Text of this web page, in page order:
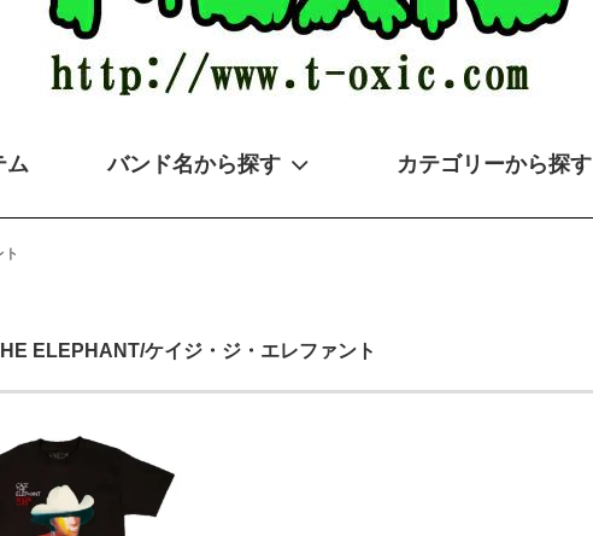
ム バンド名から探す カテゴリーから探す
ELEPHANT/ケイジ・ジ・エレファント